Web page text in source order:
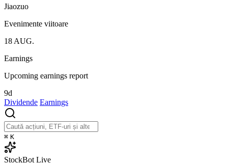
Jiaozuo
Evenimente viitoare
18 AUG.
Earnings
Upcoming earnings report
9d
Dividende Earnings
⌘ K
StockBot Live